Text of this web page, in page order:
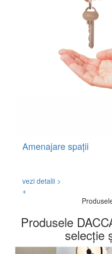
Amenajare spații
vezi detalii >
+
Produsele
selecție